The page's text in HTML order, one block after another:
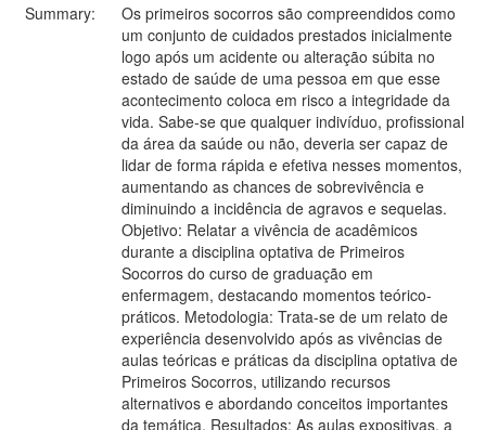
Summary:
Os primeiros socorros são compreendidos como
um conjunto de cuidados prestados inicialmente
logo após um acidente ou alteração súbita no
estado de saúde de uma pessoa em que esse
acontecimento coloca em risco a integridade da
vida. Sabe-se que qualquer indivíduo, profissional
da área da saúde ou não, deveria ser capaz de
lidar de forma rápida e efetiva nesses momentos,
aumentando as chances de sobrevivência e
diminuindo a incidência de agravos e sequelas.
Objetivo: Relatar a vivência de acadêmicos
durante a disciplina optativa de Primeiros
Socorros do curso de graduação em
enfermagem, destacando momentos teórico-
práticos. Metodologia: Trata-se de um relato de
experiência desenvolvido após as vivências de
aulas teóricas e práticas da disciplina optativa de
Primeiros Socorros, utilizando recursos
alternativos e abordando conceitos importantes
da temática. Resultados: As aulas expositivas, a